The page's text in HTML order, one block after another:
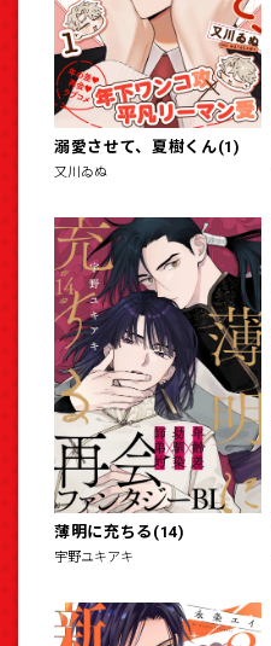
溺愛させて、夏樹くん(1)
又川ゐぬ
薄明に充ちる(14)
宇野ユキアキ